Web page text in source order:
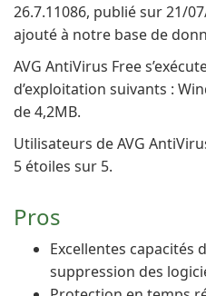
26.7.11086, publié sur 21/
ajouté à notre base de
AVG AntiVirus Free
d’exploitation suivants :
de 4,2MB.
Utilisateurs de AVG
5 étoiles sur 5.
Pros
Excellentes capacités
suppression des